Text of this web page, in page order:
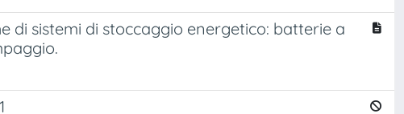
sistemi di stoccaggio energetico: batterie a